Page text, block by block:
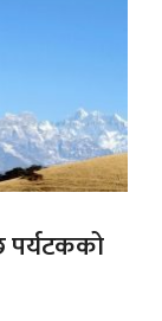
पर्यटकको